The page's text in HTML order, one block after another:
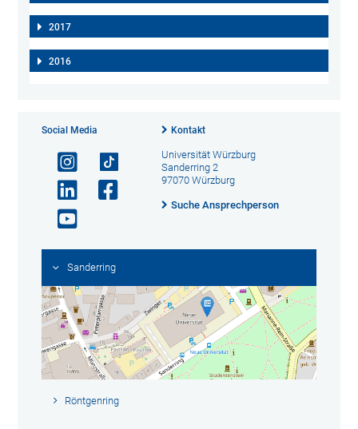
2017
2016
Social Media Kontakt
Universität Würzburg
Sanderring 2
97070 Würzburg
Suche Ansprechperson
Sanderring
Röntgenring